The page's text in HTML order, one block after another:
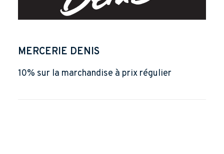
MERCERIE DENIS
10% sur la marchandise à prix régulier